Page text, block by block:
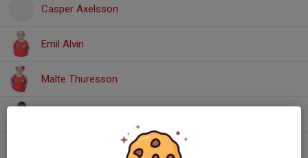
Casper Axelsson
Emil Alvin
Malte Thuresson